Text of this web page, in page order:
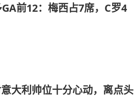
前12：梅西占7席，C罗4
大利帅位十分心动，离点头